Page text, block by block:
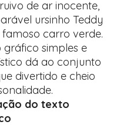
de ar inocente,
ursinho Teddy
famoso carro verde.
gráfico simples e
dá ao conjunto
divertido e cheio
do texto